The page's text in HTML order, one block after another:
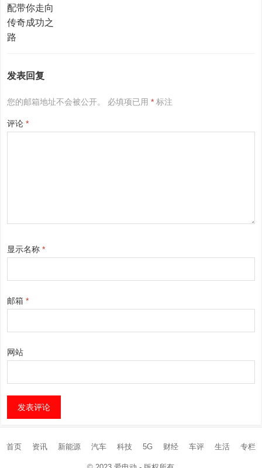
发表回复
您的邮箱地址不会被公开。 必填项已用* 标注
评论*
显示名称*
邮箱*
网站
首页 资讯 新能源 汽车 科技 5G 财经 车评 生活 专栏